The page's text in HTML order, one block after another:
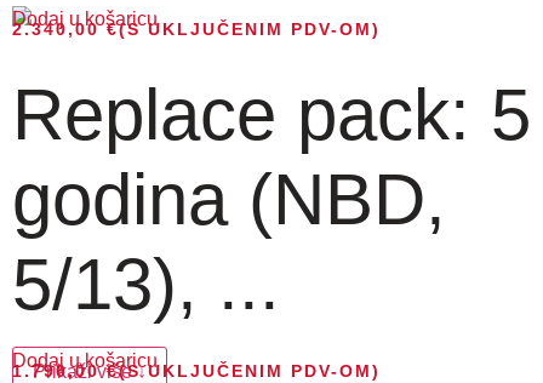
2.340,00€(S UKLJUČENIM PDV-OM)
Dodaj u košaricu
Replace pack: 5
godina (NBD,
5/13), ...
1.790,00€(S UKLJUČENIM PDV-OM)
Dodaj u košaricu
Prikaži više ↓